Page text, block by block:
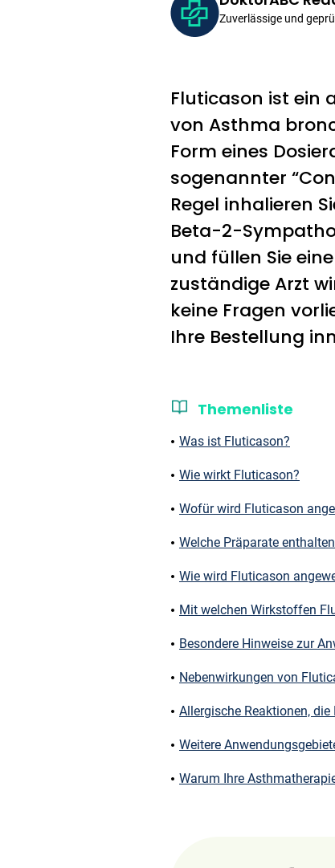
Zuverlässige und
Fluticason ist ein
von Asthma
Form eines
sogenannter
Regel inhalieren
Beta-2-
und füllen Sie
zuständige Arzt
keine Fragen
Ihre Bestellung
Themenliste
Was ist Fluticason?
Wie wirkt Fluticason?
Wofür wird Fluticason
Welche Präparate
Wie wird Fluticason
Mit welchen Wirkstoffen
Besondere Hinweise zur
Nebenwirkungen von
Allergische Reaktionen,
Weitere
Warum Ihre